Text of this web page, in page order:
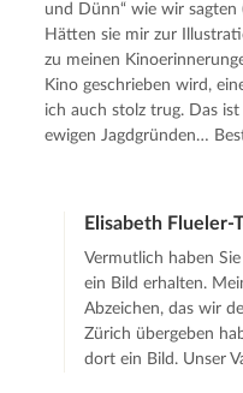
und Dünn“ wie wir sagten
Hätten sie mir zur
zu meinen
Kino geschrieben wird,
ich auch stolz trug. Das
ewigen Jagdgründen…
Elisabeth Flueler-
Vermutlich haben
ein Bild erhalten.
Abzeichen, das wir
Zürich übergeben
dort ein Bild. Unser